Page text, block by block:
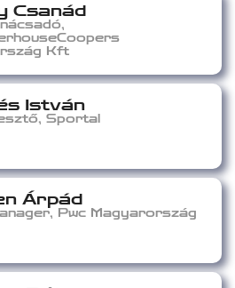
Csanád
Kft
István
Sportal
Árpád
Pwc Magyarország